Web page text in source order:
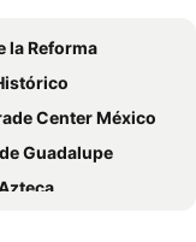
la Reforma
Center México
Guadalupe